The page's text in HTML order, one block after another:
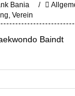
Bania
, Verein
Baindt